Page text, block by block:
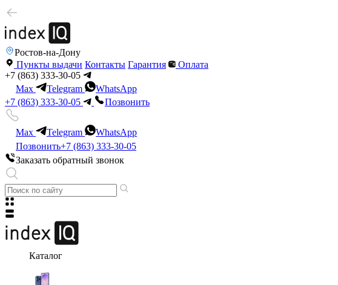
Ростов-на-Дону
Пункты выдачи Контакты Гарантия
Оплата
+7 (863) 333-30-05
Max
Telegram
WhatsApp
+7 (863) 333-30-05
Позвонить
Max Telegram
WhatsApp
Позвонить+7 (863) 333-30-05
Заказать обратный звонок
Каталог